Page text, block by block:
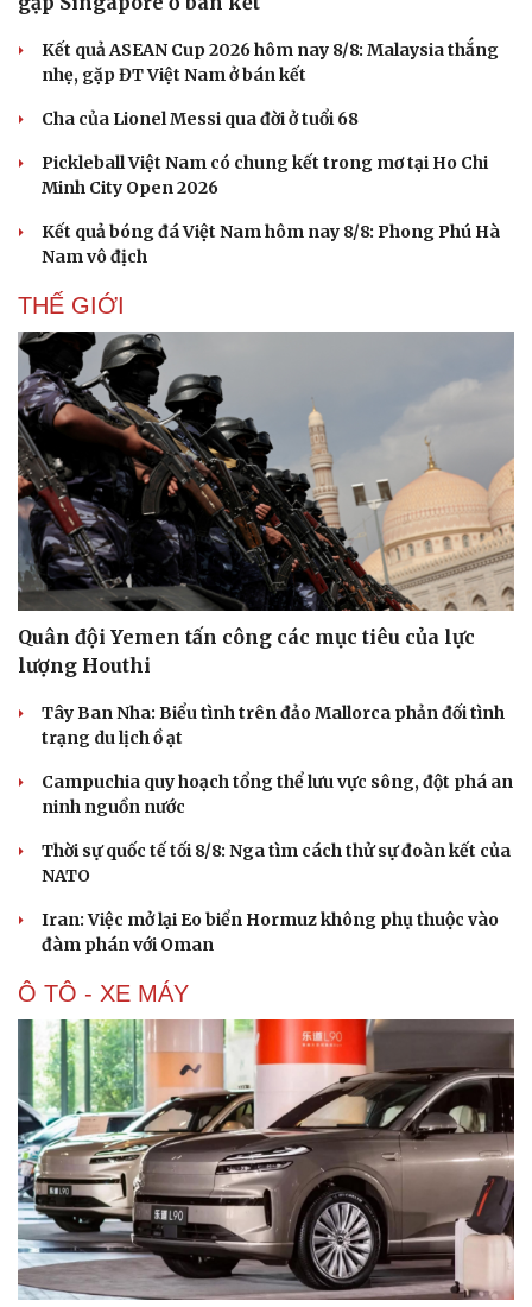
Du lịch
Tư vấn
Săn Tour
check-in
Cửa sổ tình yêu
Kể chuyện cho bé
Hạt giống tâm hồn
Kết quả ASEAN Cup 2026 hôm nay 8/8: Malaysia thắng
nhẹ, gặp ĐT Việt Nam ở bán kết
Cha của Lionel Messi qua đời ở tuổi 68
Pickleball Việt Nam có chung kết trong mơ tại Ho Chi
Minh City Open 2026
Kết quả bóng đá Việt Nam hôm nay 8/8: Phong Phú Hà
Nam vô địch
THẾ GIỚI
Quân đội Yemen tấn công các mục tiêu của lực
lượng Houthi
Tây Ban Nha: Biểu tình trên đảo Mallorca phản đối tình
trạng du lịch ồ ạt
Campuchia quy hoạch tổng thể lưu vực sông, đột phá an
ninh nguồn nước
Thời sự quốc tế tối 8/8: Nga tìm cách thử sự đoàn kết của
NATO
Iran: Việc mở lại Eo biển Hormuz không phụ thuộc vào
đàm phán với Oman
Ô TÔ - XE MÁY